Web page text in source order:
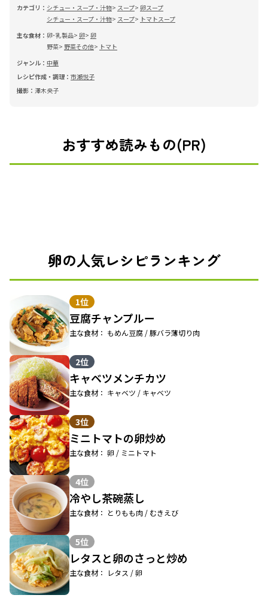
カテゴリ： シチュー・スープ・汁物 スープ 卵スープ
シチュー・スープ・汁物
スープ
トマトスープ
主な食材： 卵･乳製品 卵 卵
野菜
野菜その他
トマト
ジャンル： 中華
レシピ作成・調理： 市瀬悦子
撮影： 澤木央子
おすすめ読みもの(PR)
卵の人気レシピランキング
1位
豆腐チャンプルー
主な食材： もめん豆腐 / 豚バラ薄切り肉
2位
キャベツメンチカツ
主な食材： キャベツ / キャベツ
3位
ミニトマトの卵炒め
主な食材： 卵 / ミニトマト
4位
冷やし茶碗蒸し
主な食材： とりもも肉 / むきえび
5位
レタスと卵のさっと炒め
主な食材： レタス / 卵